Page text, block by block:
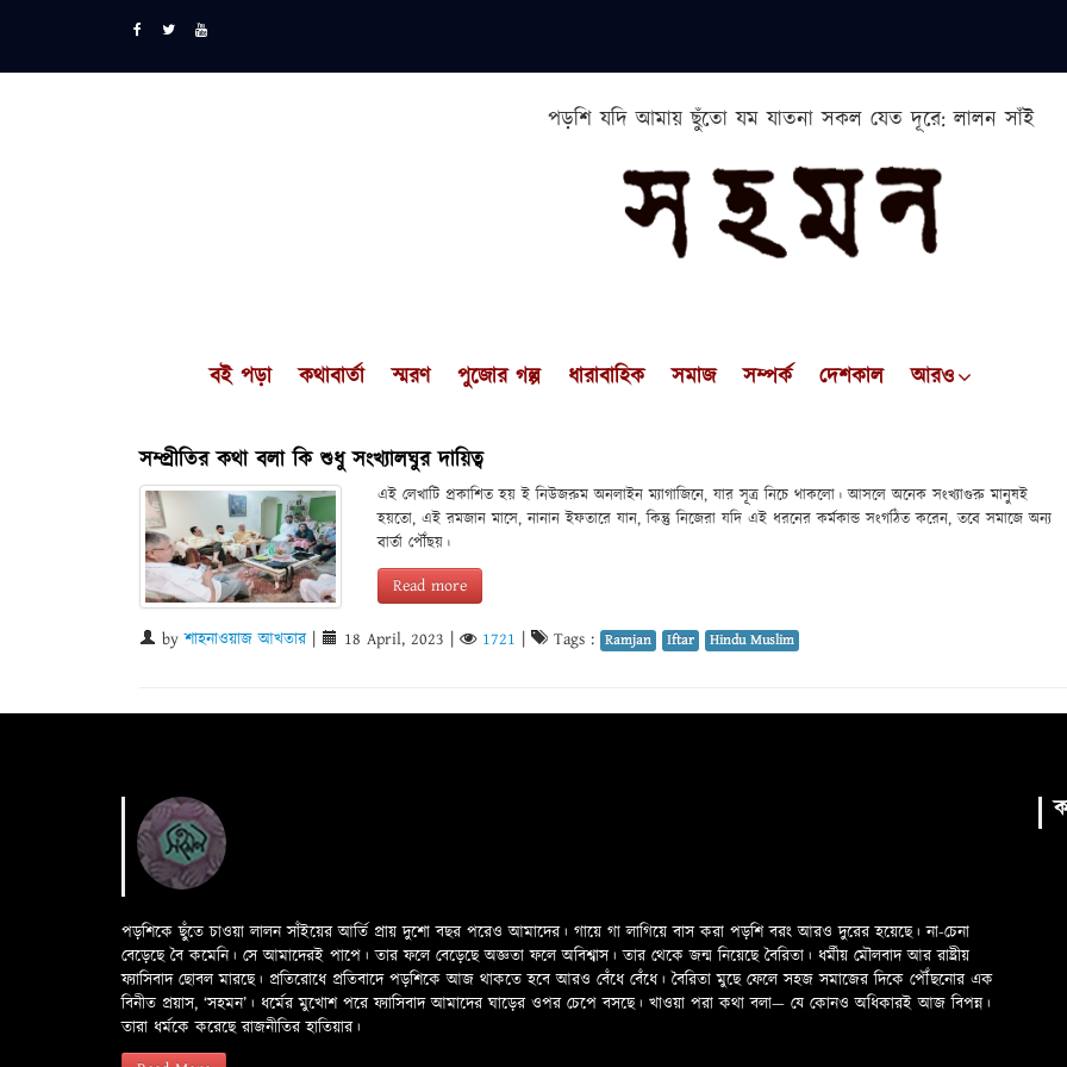
পড়শি যদি আমায় ছুঁতো যম যাতনা সকল যেত দূরে: লালন সাঁই
বই পড়া কথাবার্তা স্মরণ পুজোর গল্প ধারাবাহিক সমাজ সম্পর্ক দেশকাল আরও
সম্প্রীতির কথা বলা কি শুধু সংখ্যালঘুর দায়িত্ব
এই লেখাটি প্রকাশিত হয় ই নিউজরুম অনলাইন ম্যাগাজিনে, যার সূত্র নিচে থাকলো। আসলে অনেক সংখ্যাগুরু মানুষই
হয়তো, এই রমজান মাসে, নানান ইফতারে যান, কিন্তু নিজেরা যদি এই ধরনের কর্মকান্ড সংগঠিত করেন, তবে সমাজে অন্য
বার্তা পৌঁছয়।
Read more
byশাহনাওয়াজ আখতার| 18 April, 2023 1721 Tags : Ramjan Iftar Hindu Muslim
পড়শিকে ছুঁতে চাওয়া লালন সাঁইয়ের আর্তি প্রায় দুশো বছর পরেও আমাদের। গায়ে গা লাগিয়ে বাস করা পড়শি বরং আরও দুরের হয়েছে। না-চেনা
বেড়েছে বৈ কমেনি। সে আমাদেরই পাপে। তার ফলে বেড়েছে অজ্ঞতা ফলে অবিশ্বাস। তার থেকে জন্ম নিয়েছে বৈরিতা। ধর্মীয় মৌলবাদ আর রাষ্ট্রীয়
ফ্যাসিবাদ ছোবল মারছে। প্রতিরোধে প্রতিবাদে পড়শিকে আজ থাকতে হবে আরও বেঁধে বেঁধে। বৈরিতা মুছে ফেলে সহজ সমাজের দিকে পৌঁছনোর এক
বিনীত প্রয়াস, ‘সহমন’। ধর্মের মুখোশ পরে ফ্যাসিবাদ আমাদের ঘাড়ের ওপর চেপে বসছে। খাওয়া পরা কথা বলা—­­ যে কোনও অধিকারই আজ বিপন্ন।
তারা ধর্মকে করেছে রাজনীতির হাতিয়ার।